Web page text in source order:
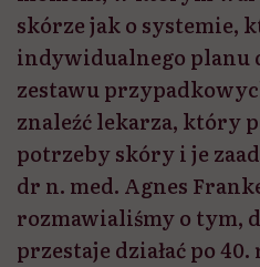
skórze jak o systemie,
indywidualnego planu
zestawu
znaleźć lekarza, który
potrzeby skóry i je
dr n. med. Agnes
rozmawialiśmy o tym,
przestaje działać po